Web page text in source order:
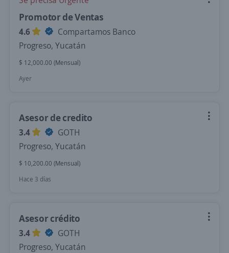
Promotor de Ventas
4.6
Compartamos Banco
Progreso, Yucatán
$ 12,000.00 (Mensual)
Ayer
Asesor de credito
3.4
GOTH
Progreso, Yucatán
$ 10,200.00 (Mensual)
Hace 3 días
Asesor crédito
3.4
GOTH
Progreso, Yucatán